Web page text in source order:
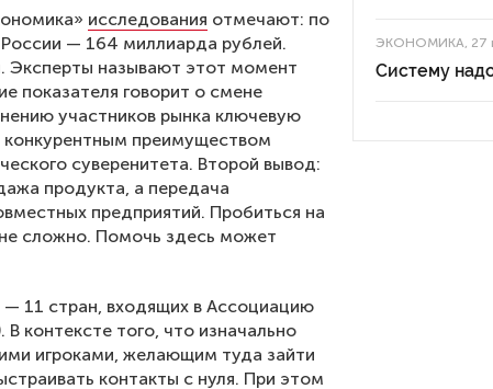
исследования отмечают: по
— 164 миллиарда рублей.
Эксперты называют этот момент
показателя говорит о смене
участников рынка ключевую
преимуществом
суверенитета. Второй вывод:
продукта, а передача
предприятий. Пробиться на
сложно. Помочь здесь может
11 стран, входящих в Ассоциацию
контексте того, что изначально
игроками, желающим туда зайти
контакты с нуля. При этом
ЭКОНОМИКА, 27
Систему